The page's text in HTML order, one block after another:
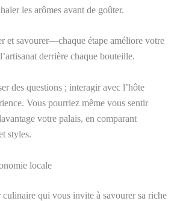
les arômes avant de goûter.
et savourer—chaque étape améliore votre
derrière chaque bouteille.
des questions ; interagir avec l’hôte
Vous pourriez même vous sentir
votre palais, en comparant
styles.
locale
culinaire qui vous invite à savourer sa riche